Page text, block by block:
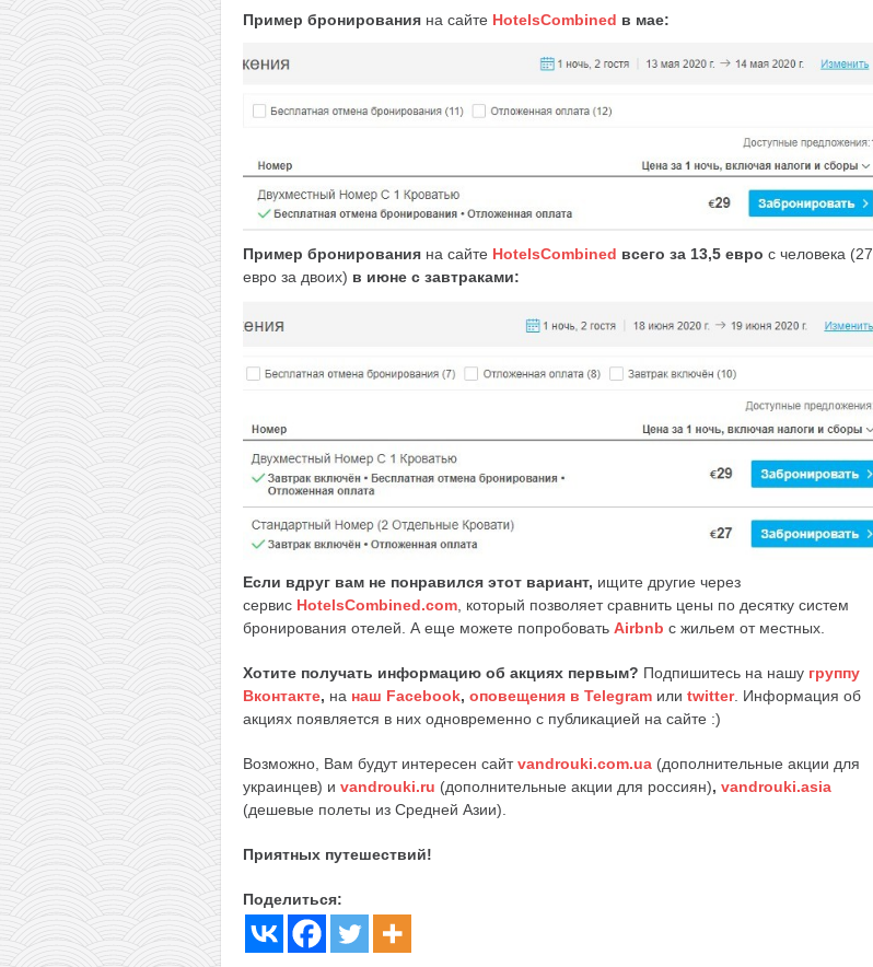
Пример бронирования на сайте HotelsCombined в мае:
Пример бронирования на сайте HotelsCombined всего за 13,5 евро с человека (27
евро за двоих) в июне с завтраками:
Если вдруг вам не понравился этот вариант, ищите другие через
сервис HotelsCombined.com , который позволяет сравнить цены по десятку систем
бронирования отелей. А еще можете попробовать Airbnb с жильем от местных.
Хотите получать информацию об акциях первым? Подпишитесь на нашу группу
Вконтакте, на наш Facebook, оповещения в Telegram или twitter. Информация об
акциях появляется в них одновременно с публикацией на сайте :)
Возможно, Вам будут интересен сайтvandrouki.com.ua (дополнительные акции для
украинцев) и vandrouki.ru (дополнительные акции для россиян), vandrouki.asia
(дешевые полеты из Средней Азии).
Приятных путешествий!
Поделиться: